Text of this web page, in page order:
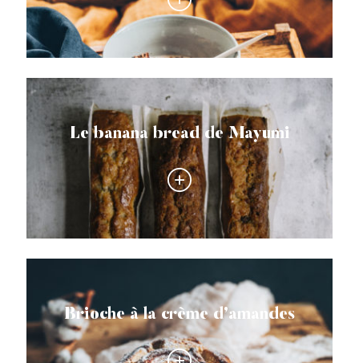
Le banana bread de Mayumi
Brioche à la crème d’amandes